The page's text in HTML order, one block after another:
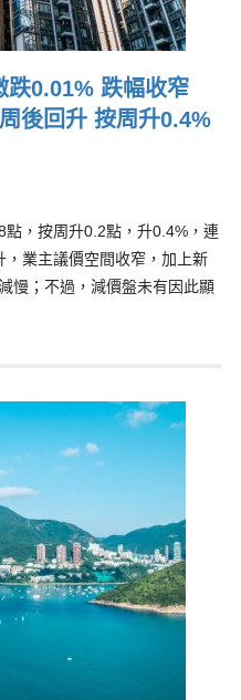
跌0.01% 跌幅收窄
後回升 按周升0.4%
點，按周升0.2點，升0.4%，連
業主議價空間收窄，加上新
慢；不過，減價盤未有因此顯